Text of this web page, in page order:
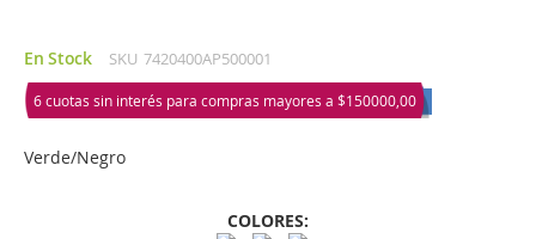
En Stock SKU 7420400AP500001
6 cuotas sin interés para compras mayores a $150000,00
Verde/Negro
COLORES: